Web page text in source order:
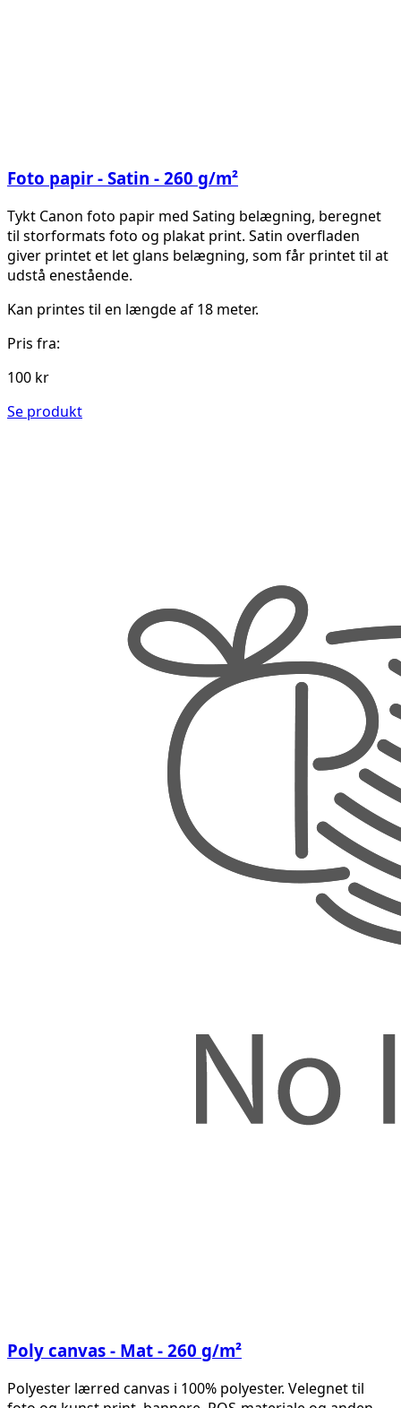
Foto papir - Satin - 260 g/m²
Tykt Canon foto papir med Sating belægning, beregnet
til storformats foto og plakat print. Satin overfladen
giver printet et let glans belægning, som får printet til at
udstå enestående.
Kan printes til en længde af 18 meter.
Pris fra:
100 kr
Se produkt
Poly canvas - Mat - 260 g/m²
Polyester lærred canvas i 100% polyester. Velegnet til